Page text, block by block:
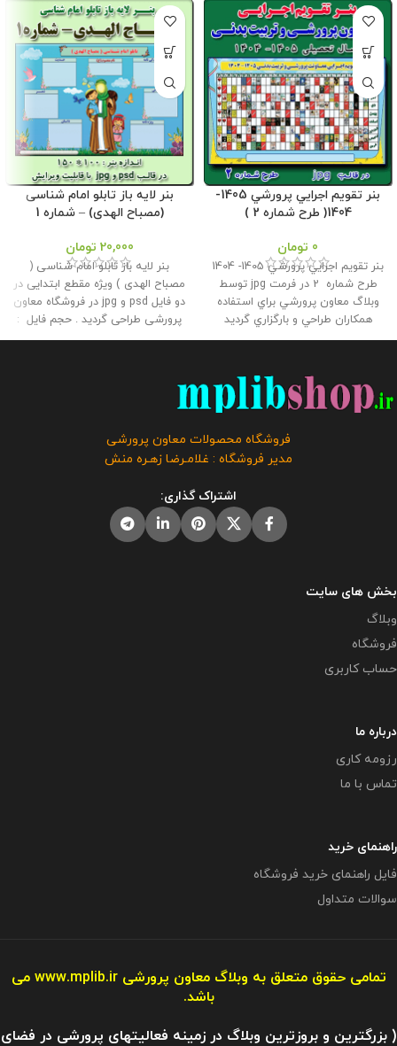
بنر تقويم اجرايي پرورشي 1405-
1404( طرح شماره 2 )
0 تومان
بنر تقويم اجرايي پرورشي 1405- 1404
طرح شماره 2 در فرمت jpg توسط
وبلاگ معاون پرورشي براي استفاده
همكاران طراحي و بارگزاري گرديد
حجم فايل : 16.3 مگابايت
این
پرورشی می باشد و در صورت
مشاهده مشابه آن در سایت های
دیگر بدون اجازه ما در حال استفاده
بنر لایه باز تابلو امام شناسی
(مصباح الهدی) – شماره 1
20,000 تومان
بنر لایه باز تابلو امام شناسی (
مصباح الهدی ) ویژه مقطع ابتدایی در
دو فایل psd و jpg در فروشگاه معاون
پرورشی طراحی گردید . حجم فايل :
31 مگابايت اندازه : 100 * 150
این
دیگر بدون اجازه ما در حال استفاده
فروشگاه محصولات معاون پرورشی
مدیر فروشگاه : غلامـرضا زهـره منش
اشتراک گذاری:
بخش های سایت
وبلاگ
فروشگاه
حساب کاربری
درباره ما
رزومه کاری
تماس با ما
راهنمای خرید
فایل راهنمای خرید فروشگاه
سوالات متداول
تمامی حقوق متعلق به وبلاگ معاون پرورشیwww.mplib.ir می
باشد.
( بزرگترین و بروزترین وبلاگ در زمینه فعالیتهای پرورشی در فضای